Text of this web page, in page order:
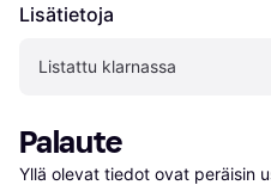
Lisätietoja
Listattu klarnassa
Palaute
Yllä olevat tiedot ovat peräisin